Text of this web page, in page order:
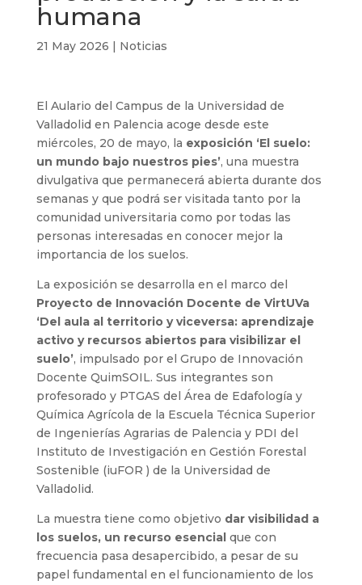
humana
21 May 2026 | Noticias
El Aulario del Campus de la Universidad de
Valladolid en Palencia acoge desde este
miércoles, 20 de mayo, la exposición ‘El suelo:
un mundo bajo nuestros pies’, una muestra
divulgativa que permanecerá abierta durante dos
semanas y que podrá ser visitada tanto por la
comunidad universitaria como por todas las
personas interesadas en conocer mejor la
importancia de los suelos.
La exposición se desarrolla en el marco del
Proyecto de Innovación Docente de VirtUVa
‘Del aula al territorio y viceversa: aprendizaje
activo y recursos abiertos para visibilizar el
suelo’, impulsado por el Grupo de Innovación
Docente QuimSOIL. Sus integrantes son
profesorado y PTGAS del Área de Edafología y
Química Agrícola de la Escuela Técnica Superior
de Ingenierías Agrarias de Palencia y PDI del
Instituto de Investigación en Gestión Forestal
Sostenible (iuFOR ) de la Universidad de
Valladolid.
La muestra tiene como objetivo dar visibilidad a
los suelos, un recurso esencialque con
frecuencia pasa desapercibido, a pesar de su
papel fundamental en el funcionamiento de los